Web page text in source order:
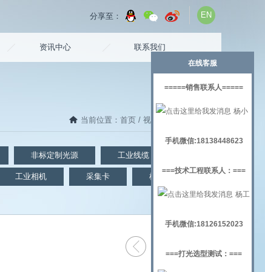
EN
分享至：
资讯中心 联系我们
当前位置： 首页 / 视觉检测
非标定制光源 工业线缆
工业相机 采集卡 机器视觉实验架
在线客服
=====销售联系人=====
杨小
手机微信:18138448623
===技术工程联系人：===
杨工
手机微信:18126152023
===打光选型测试：===